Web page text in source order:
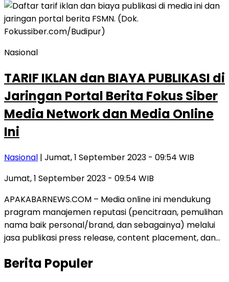
Nasional
TARIF IKLAN dan BIAYA PUBLIKASI di
Jaringan Portal Berita Fokus Siber
Media Network dan Media Online
Ini
Nasional | Jumat, 1 September 2023 - 09:54 WIB
Jumat, 1 September 2023 - 09:54 WIB
APAKABARNEWS.COM – Media online ini mendukung
pragram manajemen reputasi (pencitraan, pemulihan
nama baik personal/brand, dan sebagainya) melalui
jasa publikasi press release, content placement, dan…
Berita Populer